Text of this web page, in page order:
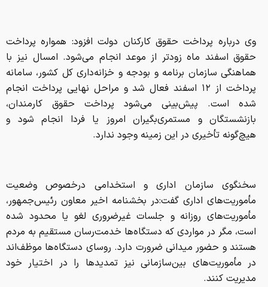
وی درباره پرداخت حقوق کارکنان دولت افزود: همواره پرداخت
حقوق اسفند ماه زودتر از موعد انجام می‌شود. امسال نیز با
هماهنگی سازمان برنامه و بودجه و خزانه‌داری کل کشور، سامانه
پرداخت از ۱۲ اسفند فعال شد و مراحل نهایی پرداخت انجام
شده است. پیش‌بینی می‌شود پرداخت حقوق کارمندان،
بازنشستگان و مستمری‌بگیران امروز یا فردا انجام شود و
هیچ‌گونه تأخیری در این زمینه وجود ندارد.
سخنگوی سازمان اداری و استخدامی درخصوص وضعیت
مأموریت‌های اداری گفت:در بخشنامه اخیر معاون رئیس‌جمهور،
مأموریت‌های روزانه و جلسات غیرضروری لغو یا محدود شده
است، مگر در مواردی که دستگاه‌ها خدمت‌رسان مستقیم به مردم
هستند و حضور میدانی ضرورت دارد. روسای دستگاه‌ها موظف‌اند
در مأموریت‌های بین‌سازمانی نیز تمدیدها را در اختیار خود
مدیریت کنند.